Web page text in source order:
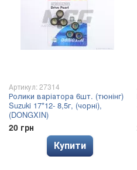
Артикул: 27314
Ролики варіатора 6шт. (тюнінг)
Suzuki 17*12- 8,5г, (чорні),
(DONGXIN)
20 грн
Купити